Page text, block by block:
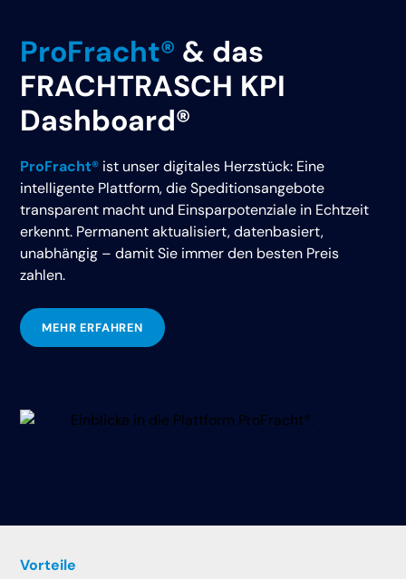
ProFracht® & das
FRACHTRASCH KPI
Dashboard®
ProFracht® ist unser digitales Herzstück: Eine
intelligente Plattform, die Speditionsangebote
transparent macht und Einsparpotenziale in Echtzeit
erkennt. Permanent aktualisiert, datenbasiert,
unabhängig – damit Sie immer den besten Preis
zahlen.
MEHR ERFAHREN
Vorteile